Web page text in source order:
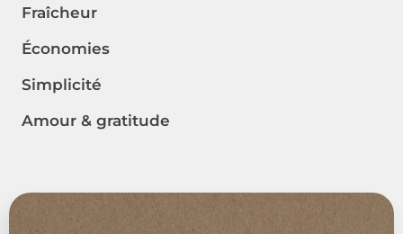
Fraîcheur
Économies
Simplicité
Amour & gratitude